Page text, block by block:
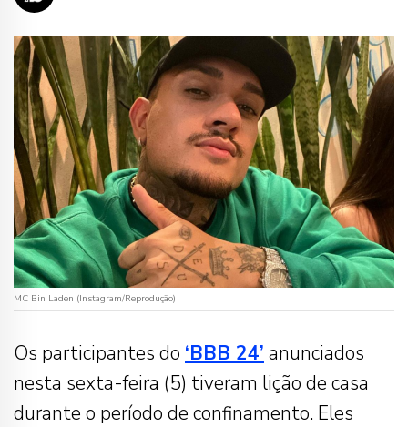
MC Bin Laden (Instagram/Reprodução)
Os participantes do ‘BBB 24’ anunciados
nesta sexta-feira (5) tiveram lição de casa
durante o período de confinamento. Eles